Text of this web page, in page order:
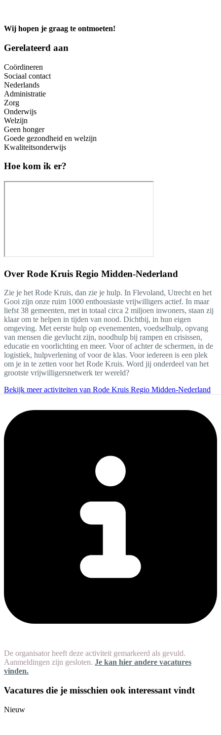
Wij hopen je graag te ontmoeten!
Gerelateerd aan
Coördineren
Sociaal contact
Nederlands
Administratie
Zorg
Onderwijs
Welzijn
Geen honger
Goede gezondheid en welzijn
Kwaliteitsonderwijs
Hoe kom ik er?
Over Rode Kruis Regio Midden-Nederland
Zie je het Rode Kruis, dan zie je hulp. In Flevoland, Utrecht en het
Gooi zijn onze ruim 1000 enthousiaste vrijwilligers actief. In maar
liefst 38 gemeenten, met in totaal circa 2 miljoen inwoners, staan zij
klaar om te helpen in tijden van nood. Dichtbij, in hun eigen
omgeving. Met eerste hulp op evenementen, voedselhulp, opvang
van mensen die gevlucht zijn, noodhulp bij rampen en crisissen,
educatie en voorlichting en meer. Voor of achter de schermen, in de
logistiek, hulpverlening of voor de klas. Voor iedereen is een plek
om je in te zetten voor het Rode Kruis. Word jij onderdeel van het
grootste vrijwilligersnetwerk ter wereld?
Bekijk meer activiteiten van Rode Kruis Regio Midden-Nederland
De organisator heeft deze activiteit gemarkeerd als gevuld.
Aanmeldingen zijn gesloten. Je kan hier andere vacatures
vinden.
Vacatures die je misschien ook interessant vindt
Nieuw